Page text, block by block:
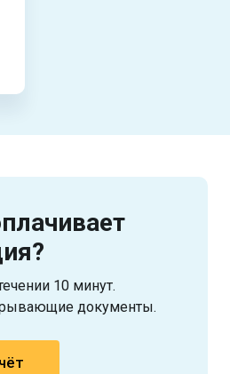
10 минут.
документы.